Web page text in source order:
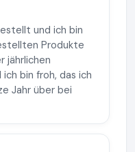
und ich bin
Produkte
jährlichen
bin froh, das ich
Jahr über bei